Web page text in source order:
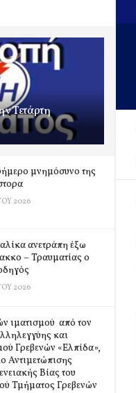
Τετάρτη
μνημόσυνο της
2026
ανετράπη έξω
– Τραυματίας ο
2026
ιματισμού από τον
και
Γρεβενών «Ελπίδα»,
Αντιμετώπισης
Βίας του
Τμήματος Γρεβενών